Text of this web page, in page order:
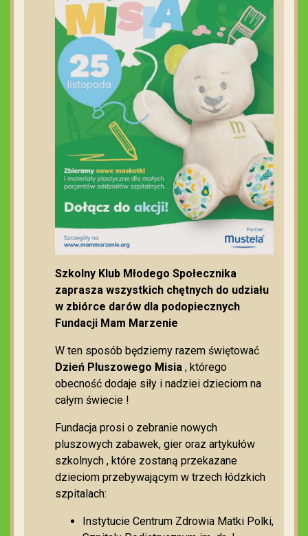
Szkolny Klub Młodego Społecznika
zaprasza wszystkich chętnych do udziału
w zbiórce darów dla podopiecznych
Fundacji Mam Marzenie
W ten sposób będziemy razem świętować
Dzień Pluszowego Misia , którego
obecność dodaje siły i nadziei dzieciom na
całym świecie !
Fundacja prosi o zebranie nowych
pluszowych zabawek, gier oraz artykułów
szkolnych ️, które zostaną przekazane
dzieciom przebywającym w trzech łódzkich
szpitalach:
Instytucie Centrum Zdrowia Matki Polki,